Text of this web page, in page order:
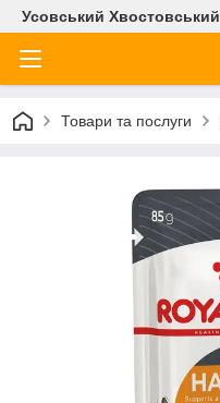
Усовський Хвостовський
Товари та послуги